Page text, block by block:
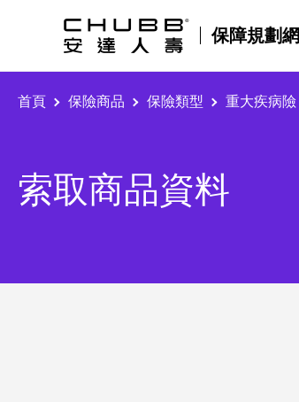
保障規劃網
首頁 保險商品 保險類型 重大疾病險
索取商品資料